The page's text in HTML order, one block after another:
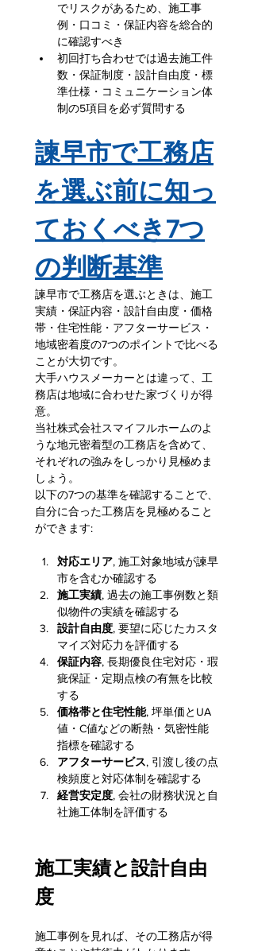
でリスクがあるため、施工事
例・口コミ・保証内容を総合的
に確認すべき
初回打ち合わせでは過去施工件
数・保証制度・設計自由度・標
準仕様・コミュニケーション体
制の5項目を必ず質問する
諫早市で工務店
を選ぶ前に知っ
ておくべき7つ
の判断基準
諫早市で工務店を選ぶときは、施工
実績・保証内容・設計自由度・価格
帯・住宅性能・アフターサービス・
地域密着度の7つのポイントで比べる
ことが大切です。
大手ハウスメーカーとは違って、工
務店は地域に合わせた家づくりが得
意。
当社株式会社スマイフルホームのよ
うな地元密着型の工務店を含めて、
それぞれの強みをしっかり見極めま
しょう。
以下の7つの基準を確認することで、
自分に合った工務店を見極めること
ができます:
対応エリア, 施工対象地域が諫早
市を含むか確認する
施工実績, 過去の施工事例数と類
似物件の実績を確認する
設計自由度, 要望に応じたカスタ
マイズ対応力を評価する
保証内容, 長期優良住宅対応・瑕
疵保証・定期点検の有無を比較
する
価格帯と住宅性能, 坪単価とUA
値・C値などの断熱・気密性能
指標を確認する
アフターサービス, 引渡し後の点
検頻度と対応体制を確認する
経営安定度, 会社の財務状況と自
社施工体制を評価する
施工実績と設計自由
度
施工事例を見れば、その工務店が得